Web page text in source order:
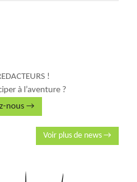
!
à l’aventure ?
nous →
Voir plus de news →